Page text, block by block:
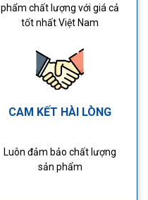
phẩm chất lượng với giá cả
tốt nhất Việt Nam
CAM KẾT HÀI LÒNG
Luôn đảm bảo chất lượng
sản phẩm